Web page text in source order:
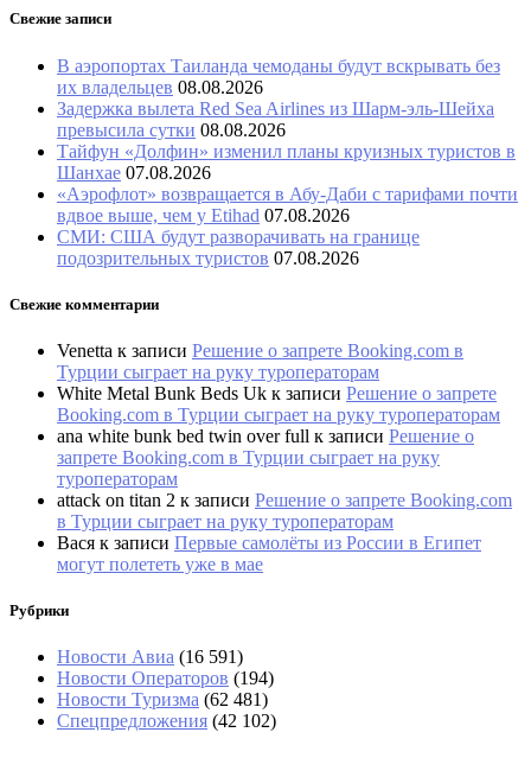
Свежие записи
В аэропортах Таиланда чемоданы будут вскрывать без
их владельцев 08.08.2026
Задержка вылета Red Sea Airlines из Шарм-эль-Шейха
превысила сутки 08.08.2026
Тайфун «Долфин» изменил планы круизных туристов в
Шанхае 07.08.2026
«Аэрофлот» возвращается в Абу-Даби с тарифами почти
вдвое выше, чем у Etihad 07.08.2026
СМИ: США будут разворачивать на границе
подозрительных туристов 07.08.2026
Свежие комментарии
Venetta к записи Решение о запрете Booking.com в
Турции сыграет на руку туроператорам
White Metal Bunk Beds Uk к записи Решение о запрете
Booking.com в Турции сыграет на руку туроператорам
ana white bunk bed twin over full к записи Решение о
запрете Booking.com в Турции сыграет на руку
туроператорам
attack on titan 2 к записи Решение о запрете Booking.com
в Турции сыграет на руку туроператорам
Вася к записи Первые самолёты из России в Египет
могут полететь уже в мае
Рубрики
Новости Авиа (16 591)
Новости Операторов (194)
Новости Туризма (62 481)
Спецпредложения (42 102)